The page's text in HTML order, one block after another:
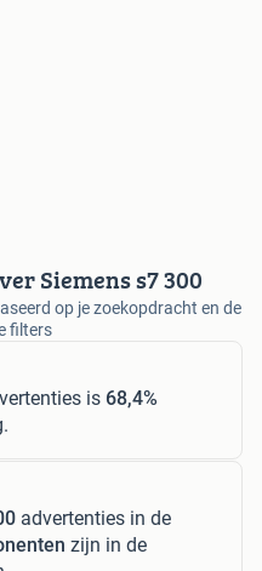
Siemens s7 300
op je zoekopdracht en de
filters
is 68,4%
advertenties in de
zijn in de